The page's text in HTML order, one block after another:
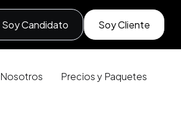
Soy Candidato Soy Cliente
Nosotros Precios y Paquetes